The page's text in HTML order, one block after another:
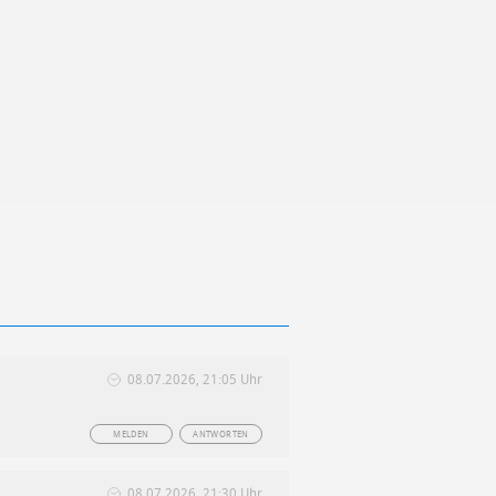
08.07.2026, 21:05 Uhr
ANTWORTEN
MELDEN